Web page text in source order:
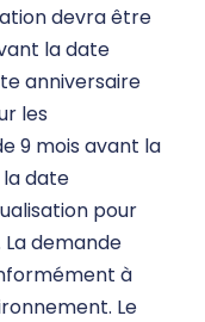
devra être
la date
anniversaire
les
9 mois avant la
la date
pour
demande
à
Le